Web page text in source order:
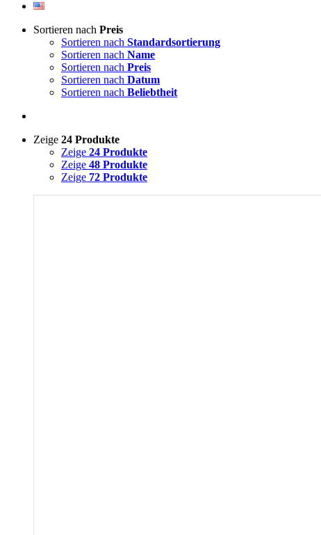
Sortieren nach Preis
Sortieren nach Standardsortierung
Sortieren nach Name
Sortieren nach Preis
Sortieren nach Datum
Sortieren nach Beliebtheit
Zeige 24 Produkte
Zeige 24 Produkte
Zeige 48 Produkte
Zeige 72 Produkte